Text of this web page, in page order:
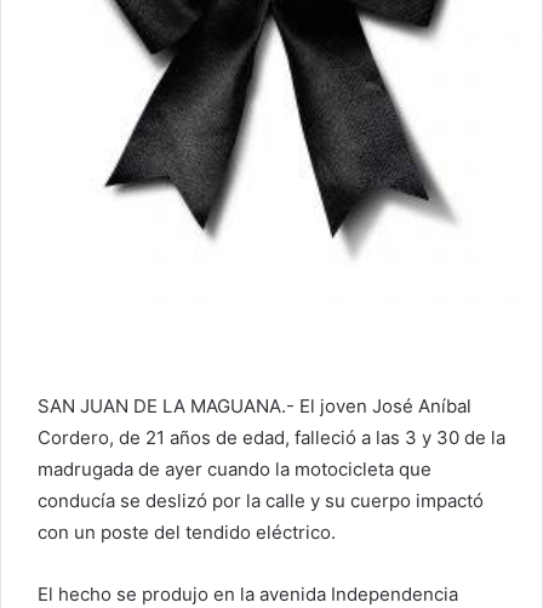
SAN JUAN DE LA MAGUANA.- El joven José Aníbal
Cordero, de 21 años de edad, falleció a las 3 y 30 de la
madrugada de ayer cuando la motocicleta que
conducía se deslizó por la calle y su cuerpo impactó
con un poste del tendido eléctrico.
El hecho se produjo en la avenida Independencia